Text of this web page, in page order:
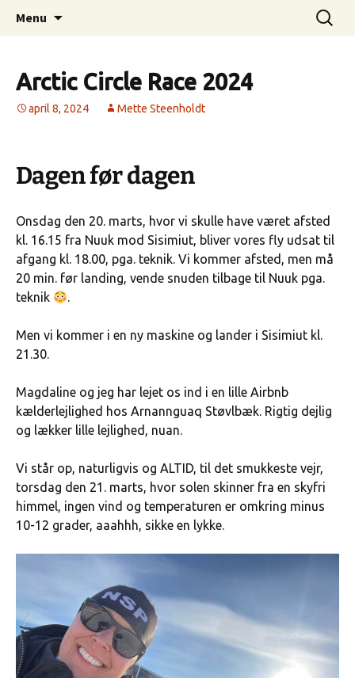
MetteSteenholdt.com
Higher, Better, Faster, Stronger…
Menu
Søg
efter:
Arctic Circle Race 2024
april 8, 2024 Mette Steenholdt
Dagen før dagen
Onsdag den 20. marts, hvor vi skulle have været afsted
kl. 16.15 fra Nuuk mod Sisimiut, bliver vores fly udsat til
afgang kl. 18.00, pga. teknik. Vi kommer afsted, men må
20 min. før landing, vende snuden tilbage til Nuuk pga.
teknik
.
Men vi kommer i en ny maskine og lander i Sisimiut kl.
21.30.
Magdaline og jeg har lejet os ind i en lille Airbnb
kælderlejlighed hos Arnannguaq Støvlbæk. Rigtig dejlig
og lækker lille lejlighed, nuan.
Vi står op, naturligvis og ALTID, til det smukkeste vejr,
torsdag den 21. marts, hvor solen skinner fra en skyfri
himmel, ingen vind og temperaturen er omkring minus
10-12 grader, aaahhh, sikke en lykke.